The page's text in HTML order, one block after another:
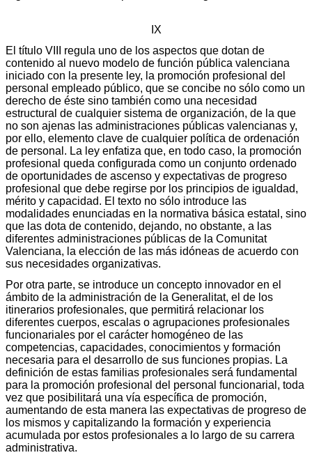
IX
El título VIII regula uno de los aspectos que dotan de
contenido al nuevo modelo de función pública valenciana
iniciado con la presente ley, la promoción profesional del
personal empleado público, que se concibe no sólo como un
derecho de éste sino también como una necesidad
estructural de cualquier sistema de organización, de la que
no son ajenas las administraciones públicas valencianas y,
por ello, elemento clave de cualquier política de ordenación
de personal. La ley enfatiza que, en todo caso, la promoción
profesional queda configurada como un conjunto ordenado
de oportunidades de ascenso y expectativas de progreso
profesional que debe regirse por los principios de igualdad,
mérito y capacidad. El texto no sólo introduce las
modalidades enunciadas en la normativa básica estatal, sino
que las dota de contenido, dejando, no obstante, a las
diferentes administraciones públicas de la Comunitat
Valenciana, la elección de las más idóneas de acuerdo con
sus necesidades organizativas.
Por otra parte, se introduce un concepto innovador en el
ámbito de la administración de la Generalitat, el de los
itinerarios profesionales, que permitirá relacionar los
diferentes cuerpos, escalas o agrupaciones profesionales
funcionariales por el carácter homogéneo de las
competencias, capacidades, conocimientos y formación
necesaria para el desarrollo de sus funciones propias. La
definición de estas familias profesionales será fundamental
para la promoción profesional del personal funcionarial, toda
vez que posibilitará una vía específica de promoción,
aumentando de esta manera las expectativas de progreso de
los mismos y capitalizando la formación y experiencia
acumulada por estos profesionales a lo largo de su carrera
administrativa.